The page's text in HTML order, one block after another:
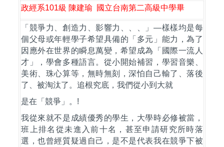
政經系101級 陳建瑜 國立台南第二高級中學畢
「競爭力、創造力、影響力、、、」 —樣樣均是每
個父母或年輕學子希望具備的「多元」能力，為了
因應外在世界的瞬息萬變，希望成為「國際⼀流人
才」，學會多種語言。從小開始補習，學習音樂、
美術、珠心算等，無時無刻，深怕自己輸了、落後
了、被淘汰了。追根究底，我們從小到大就
是在「競爭」。 !
我從來就不是成績優秀的學生，大學時必修被當，
班上排名從未進入前十名，甚至申請研究所時落
選，也曾經質疑過自己，是不是代表我在競爭下被